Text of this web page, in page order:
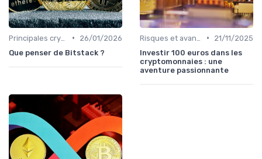
•
26/01/2026
Que penser de Bitstack ?
•
21/11/2025
Investir 100 euros dans les
cryptomonnaies : une
aventure passionnante